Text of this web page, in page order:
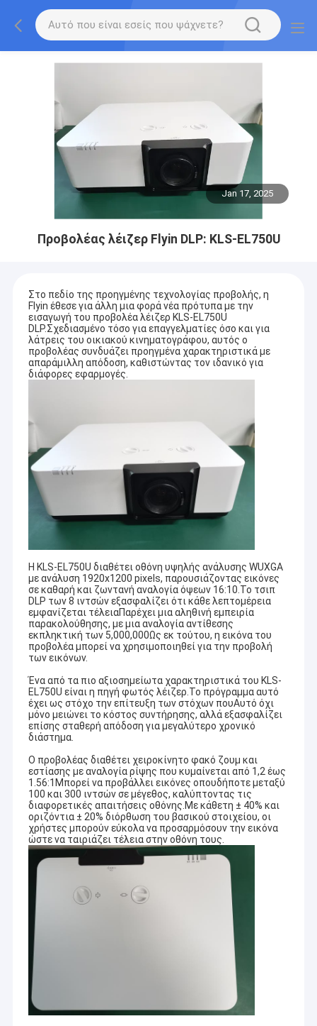
Jan 17, 2025
Προβολέας λέιζερ Flyin DLP: KLS-EL750U
Στο πεδίο της προηγμένης τεχνολογίας προβολής, η
Flyin έθεσε για άλλη μια φορά νέα πρότυπα με την
εισαγωγή του προβολέα λέιζερ KLS-EL750U
DLP.Σχεδιασμένο τόσο για επαγγελματίες όσο και για
λάτρεις του οικιακού κινηματογράφου, αυτός ο
προβολέας συνδυάζει προηγμένα χαρακτηριστικά με
απαράμιλλη απόδοση, καθιστώντας τον ιδανικό για
διάφορες εφαρμογές.
Η KLS-EL750U διαθέτει οθόνη υψηλής ανάλυσης WUXGA
με ανάλυση 1920x1200 pixels, παρουσιάζοντας εικόνες
σε καθαρή και ζωντανή αναλογία όψεων 16:10.Το τσιπ
DLP των 8 ιντσών εξασφαλίζει ότι κάθε λεπτομέρεια
εμφανίζεται τέλειαΠαρέχει μια αληθινή εμπειρία
παρακολούθησης, με μια αναλογία αντίθεσης
εκπληκτική των 5,000,000Ως εκ τούτου, η εικόνα του
προβολέα μπορεί να χρησιμοποιηθεί για την προβολή
των εικόνων.
Ένα από τα πιο αξιοσημείωτα χαρακτηριστικά του KLS-
EL750U είναι η πηγή φωτός λέιζερ.Το πρόγραμμα αυτό
έχει ως στόχο την επίτευξη των στόχων πουΑυτό όχι
μόνο μειώνει το κόστος συντήρησης, αλλά εξασφαλίζει
επίσης σταθερή απόδοση για μεγαλύτερο χρονικό
διάστημα.
Ο προβολέας διαθέτει χειροκίνητο φακό ζουμ και
εστίασης με αναλογία ρίψης που κυμαίνεται από 1,2 έως
1.56:1Μπορεί να προβάλλει εικόνες οπουδήποτε μεταξύ
100 και 300 ιντσών σε μέγεθος, καλύπτοντας τις
διαφορετικές απαιτήσεις οθόνης.Με κάθετη ± 40% και
οριζόντια ± 20% διόρθωση του βασικού στοιχείου, οι
χρήστες μπορούν εύκολα να προσαρμόσουν την εικόνα
ώστε να ταιριάζει τέλεια στην οθόνη τους.